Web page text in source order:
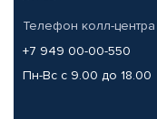
Телефон колл-центра
+7 949 00-00-550
Пн-Вс с 9.00 до 18.00